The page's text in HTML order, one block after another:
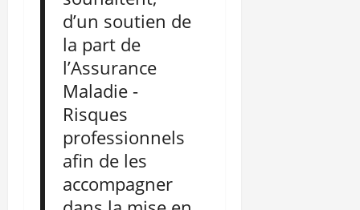
d’un soutien de
la part de
l’Assurance
Maladie -
Risques
professionnels
afin de les
accompagner